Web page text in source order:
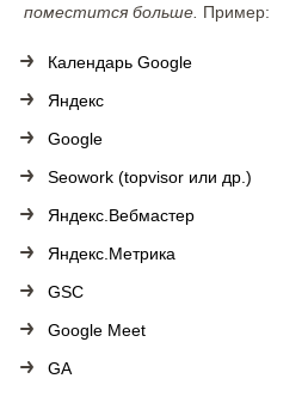
поместится больше. Пример:
Календарь Google
Яндекс
Google
Seowork (topvisor или др.)
Яндекс.Вебмастер
Яндекс.Метрика
GSC
Google Meet
GA